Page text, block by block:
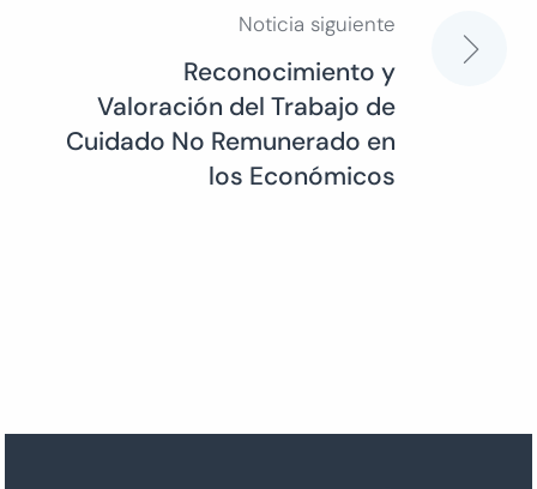
Noticia siguiente
Reconocimiento y
Valoración del Trabajo de
Cuidado No Remunerado en
los Económicos